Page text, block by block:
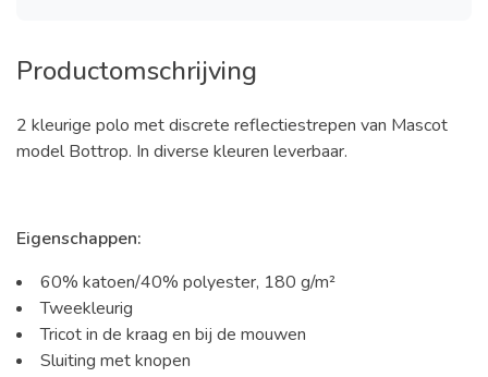
Productomschrijving
2 kleurige polo met discrete reflectiestrepen van Mascot
model Bottrop. In diverse kleuren leverbaar.
Eigenschappen:
60% katoen/40% polyester, 180 g/m²
Tweekleurig
Tricot in de kraag en bij de mouwen
Sluiting met knopen